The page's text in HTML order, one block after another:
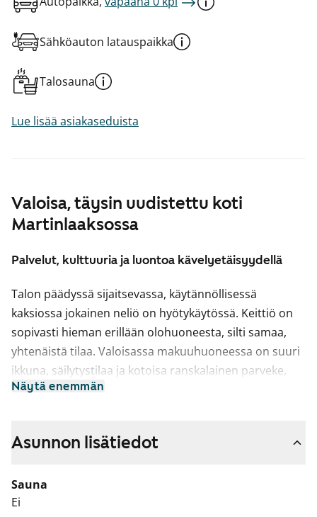
Valoisa, täysin uudistettu koti
Martinlaaksossa
Palvelut, kulttuuria ja luontoa kävelyetäisyydellä
Talon päädyssä sijaitsevassa, käytännöllisessä
kaksiossa jokainen neliö on hyötykäytössä. Keittiö on
sopivasti hieman erillään olohuoneesta, silti samaa,
yhtenäistä tilaa. Valoisassa makuuhuoneessa on suuri
ikkuna, säilytystilaa ja kotoisa ranskalainen parveke,
joka entisestään lisää tilan avaruutta.
pohjan omalle, persoonalliselle tyylillesi. Lattiat ovat
vaaleiksi. Ikkunoissa on valkoiset sälekaihtimet.
Keittiöissä on beigen ja tammen väriset kaapistot, ylä-
Näytä enemmän
Sähköauton latauspaikka
Talosauna
Lue lisää asiakaseduista
Asunnon lisätiedot
Sauna
Ei